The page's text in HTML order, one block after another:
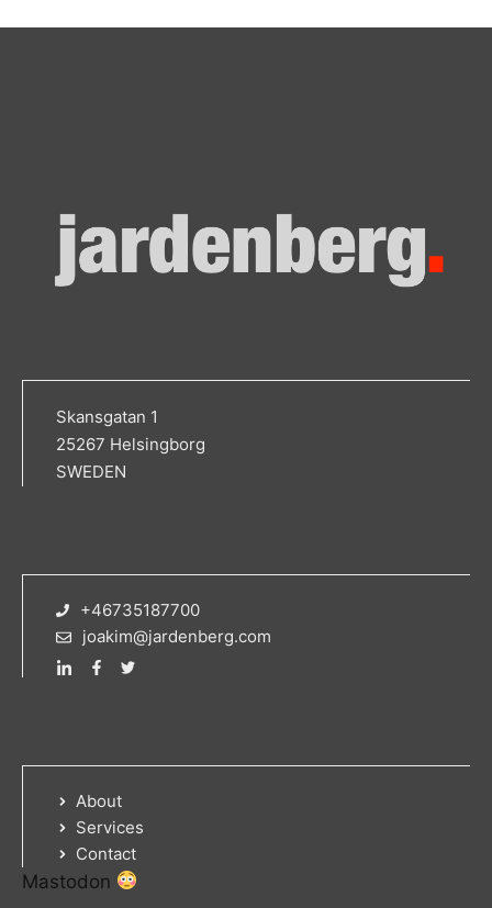
Skansgatan 1
25267 Helsingborg
SWEDEN
+46735187700
joakim@jardenberg.com
About
Services
Contact
Mastodon